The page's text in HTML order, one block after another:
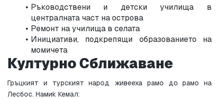
Ръководствени и детски училища в
централната част на острова
Ремонт на училища в селата
Инициативи, подкрепящи образованието на
момичета
Културно Сближаване
Гръцкият и турският народ живееха рамо до рамо на
Лесбос. Нами́к Кемал: